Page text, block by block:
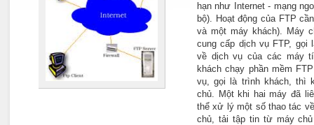
hạn như Internet - mạng
bộ). Hoạt động của FTP
và một máy khách). Máy
cung cấp dịch vụ FTP, gọi
về dịch vụ của các máy
khách chạy phần mềm
vụ, gọi là trình khách, thì
chủ. Một khi hai máy đã
thể xử lý một số thao tác
chủ, tải tập tin từ máy